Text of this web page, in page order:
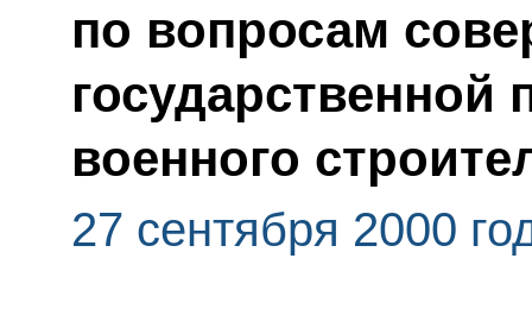
по вопросам
государственной
военного
27 сентября 2000